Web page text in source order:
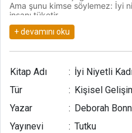
Ama şunu kimse söylemez: İyi
insanı tüketir.
Kitap Adı : İyi Niyetli
Tür
: Kişisel
Yazar
: Deborah
Yayınevi
: Tutku